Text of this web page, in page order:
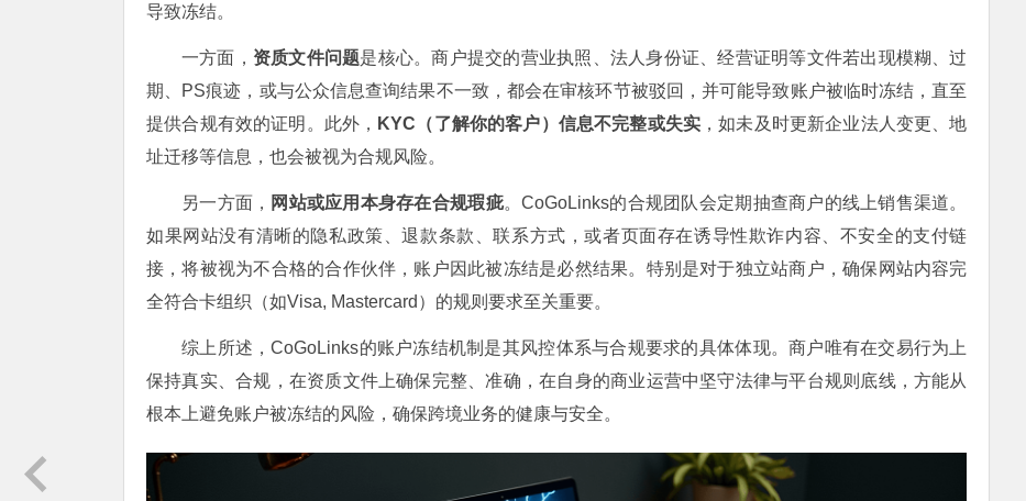
导致冻结。
一方面， 资质文件问题是核心。商户提交的营业执照、法人身份证、经营证明等文件若出现模糊、过
期、PS痕迹，或与公众信息查询结果不一致，都会在审核环节被驳回，并可能导致账户被临时冻结，直至
提供合规有效的证明。此外， KYC（了解你的客户）信息不完整或失实 ，如未及时更新企业法人变更、地
址迁移等信息，也会被视为合规风险。
另一方面， 网站或应用本身存在合规瑕疵。CoGoLinks的合规团队会定期抽查商户的线上销售渠道。
如果网站没有清晰的隐私政策、退款条款、联系方式，或者页面存在诱导性欺诈内容、不安全的支付链
接，将被视为不合格的合作伙伴，账户因此被冻结是必然结果。特别是对于独立站商户，确保网站内容完
全符合卡组织（如Visa, Mastercard）的规则要求至关重要。
综上所述，CoGoLinks的账户冻结机制是其风控体系与合规要求的具体体现。商户唯有在交易行为上
保持真实、合规，在资质文件上确保完整、准确，在自身的商业运营中坚守法律与平台规则底线，方能从
根本上避免账户被冻结的风险，确保跨境业务的健康与安全。